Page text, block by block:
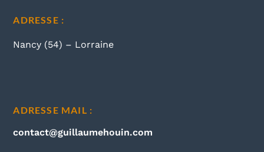
ADRESSE :
Nancy (54) – Lorraine
ADRESSE MAIL :
contact@guillaumehouin.com